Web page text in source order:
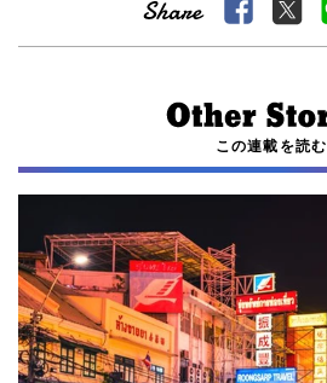
この連載を読む